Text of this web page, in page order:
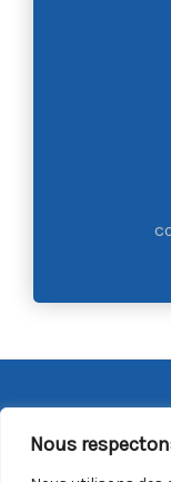
NousCopyright ©
Du lundi au